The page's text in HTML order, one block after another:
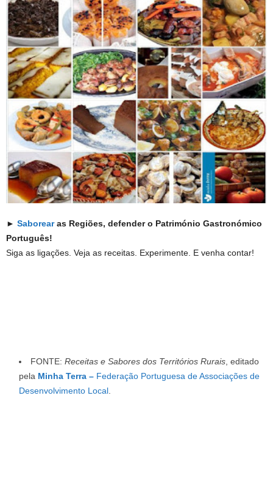
► Saborearas Regiões, defender o Património Gastronómico
Português!
Siga as ligações. Veja as receitas. Experimente. E venha contar!
FONTE: Receitas e Sabores dos Territórios Rurais, editado
pela Minha Terra – Federação Portuguesa de Associações de
Desenvolvimento Local.